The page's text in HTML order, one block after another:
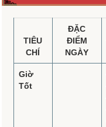
TIÊU
CHÍ
ĐẶC
ĐIỂM
NGÀY
Giờ
Tốt